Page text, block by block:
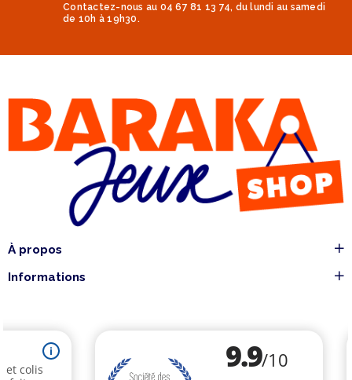
Contactez-nous au 04 67 81 13 74, du lundi au samedi
de 10h à 19h30.
À propos
Informations